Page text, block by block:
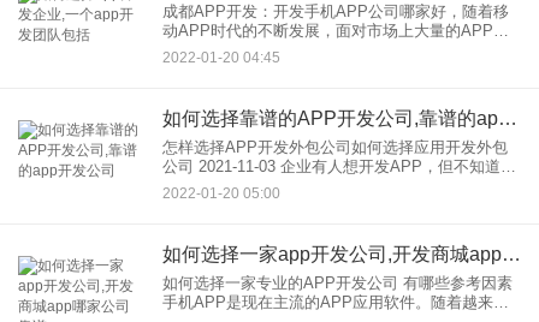
成都APP开发：开发手机APP公司哪家好，随着移
动APP时代的不断发展，面对市场上大量的APP公
司，我们该如何选择？企业商家在选择APP开发公
司，时，需要评估APP公司，的整体实力和数量，
2022-01-20 04:45
如何选择靠谱的APP开发公司,靠谱的app开发公司
怎样选择APP开发外包公司如何选择应用开发外包
公司 2021-11-03 企业有人想开发APP，但不知道怎
么选APP，开发，外包，公司，不鼓励。如今，外
包，的公司相当多，在开发和公司选择
2022-01-20 05:00
如何选择一家app开发公司,开发商城app哪家公司靠谱
如何选择一家专业的APP开发公司 有哪些参考因素
手机APP是现在主流的APP应用软件。随着越来越